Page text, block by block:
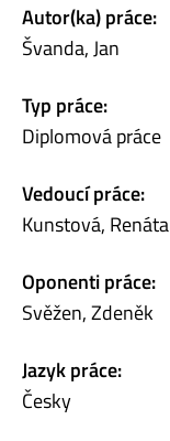
Autor(ka) práce:
Švanda, Jan
Typ práce:
Diplomová práce
Vedoucí práce:
Kunstová, Renáta
Oponenti práce:
Svěžen, Zdeněk
Jazyk práce:
Česky